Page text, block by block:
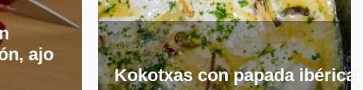
Recetas
Kokotxas con papada ibérica